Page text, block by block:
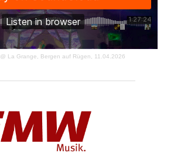
@ La Grange, Bergen auf Rügen, 11.04.2026